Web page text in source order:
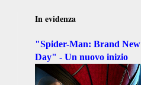
In evidenza
"Spider-Man: Brand New
Day" - Un nuovo inizio